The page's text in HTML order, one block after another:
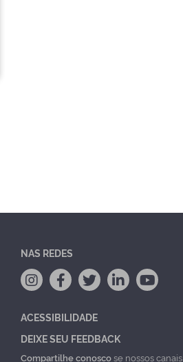
NAS REDES
ACESSIBILIDADE
DEIXE SEU FEEDBACK
Compartilhe conoscose nossos canais